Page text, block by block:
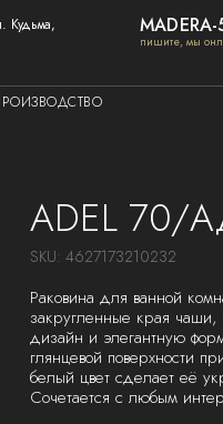
Кудьма,
MADERA-
пишите, мы
ADEL 70/
SKU: 4627173210232
Раковина для ванной
закругленные края
дизайн и элегантную
глянцевой поверхности
белый цвет сделает её
Сочетается с любым